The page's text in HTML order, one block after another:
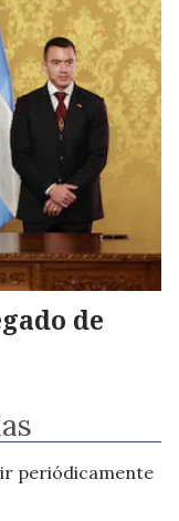
de
periódicamente